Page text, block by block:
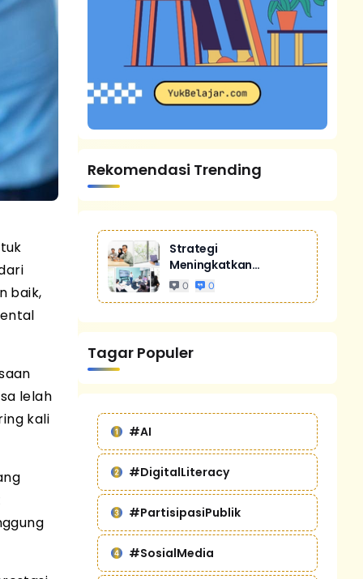
baik,
lelah
kali
Rekomendasi Trending
Strategi
Meningkatkan
Penjualan Melalui
0 0
Tagar Populer
#AI
#DigitalLiteracy
#PartisipasiPublik
#SosialMedia